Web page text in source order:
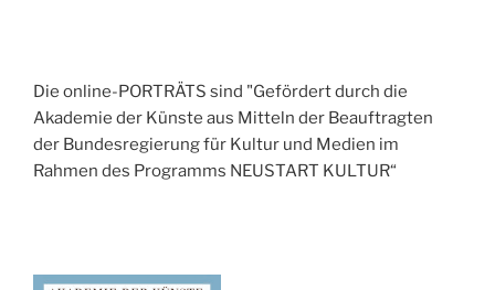
Die online-PORTRÄTS sind "Gefördert durch die
Akademie der Künste aus Mitteln der Beauftragten
der Bundesregierung für Kultur und Medien im
Rahmen des Programms NEUSTART KULTUR“